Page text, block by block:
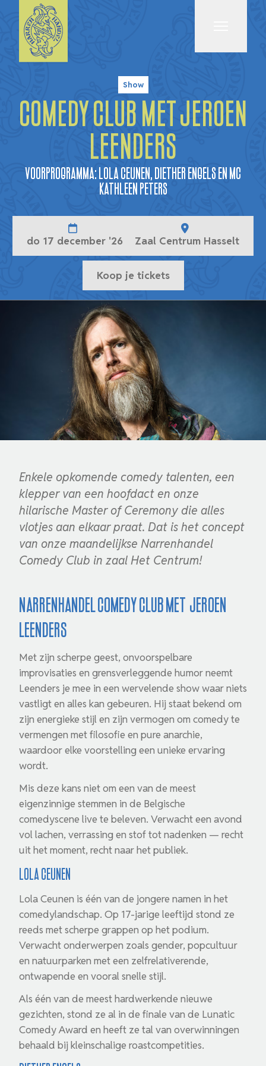
Show
Comedy Club met Jeroen
Leenders
Voorprogramma: Lola Ceunen, Diether Engels en Mc
Kathleen Peters
do 17 december '26 Zaal Centrum Hasselt
Koop je tickets
Enkele opkomende comedy talenten, een
klepper van een hoofdact en onze
hilarische Master of Ceremony die alles
vlotjes aan elkaar praat. Dat is het concept
van onze maandelijkse Narrenhandel
Comedy Club in zaal Het Centrum!
Narrenhandel Comedy Club met Jeroen
Leenders
Met zijn scherpe geest, onvoorspelbare
improvisaties en grensverleggende humor neemt
Leenders je mee in een wervelende show waar niets
vastligt en alles kan gebeuren. Hij staat bekend om
zijn energieke stijl en zijn vermogen om comedy te
vermengen met filosofie en pure anarchie,
waardoor elke voorstelling een unieke ervaring
wordt.
Mis deze kans niet om een van de meest
eigenzinnige stemmen in de Belgische
comedyscene live te beleven. Verwacht een avond
vol lachen, verrassing en stof tot nadenken — recht
uit het moment, recht naar het publiek.
Lola Ceunen
Lola Ceunen is één van de jongere namen in het
comedylandschap. Op 17-jarige leeftijd stond ze
reeds met scherpe grappen op het podium.
Verwacht onderwerpen zoals gender, popcultuur
en natuurparken met een zelfrelativerende,
ontwapende en vooral snelle stijl.
Als één van de meest hardwerkende nieuwe
gezichten, stond ze al in de finale van de Lunatic
Comedy Award en heeft ze tal van overwinningen
behaald bij kleinschalige roastcompetities.